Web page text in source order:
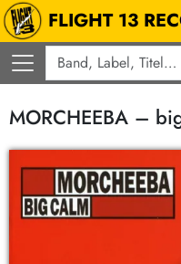
FLIGHT 13
MORCHEEBA –